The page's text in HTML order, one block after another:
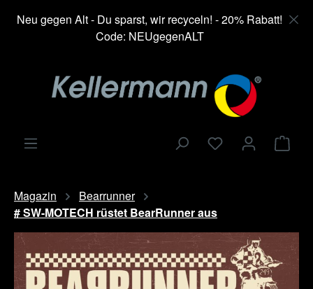
springen
Neu gegen Alt - Du sparst, wir recyceln! - 20% Rabatt!
Code: NEUgegenALT
Magazin
Bearrunner
# SW-MOTECH rüstet BearRunner aus